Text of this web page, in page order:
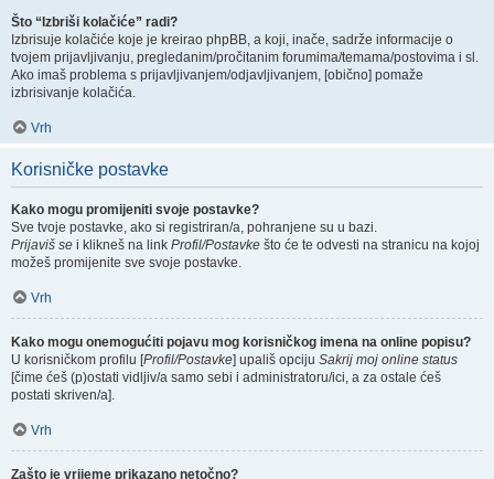
Što “Izbriši kolačiće” radi?
Izbrisuje kolačiće koje je kreirao phpBB, a koji, inače, sadrže informacije o
tvojem prijavljivanju, pregledanim/pročitanim forumima/temama/postovima i sl.
Ako imaš problema s prijavljivanjem/odjavljivanjem, [obično] pomaže
izbrisivanje kolačića.
Vrh
Korisničke postavke
Kako mogu promijeniti svoje postavke?
Sve tvoje postavke, ako si registriran/a, pohranjene su u bazi.
Prijaviš se i klikneš na link Profil/Postavke što će te odvesti na stranicu na kojoj
možeš promijenite sve svoje postavke.
Vrh
Kako mogu onemogućiti pojavu mog korisničkog imena na online popisu?
U korisničkom profilu [Profil/Postavke] upališ opciju Sakrij moj online status
[čime ćeš (p)ostati vidljiv/a samo sebi i administratoru/ici, a za ostale ćeš
postati skriven/a].
Vrh
Zašto je vrijeme prikazano netočno?